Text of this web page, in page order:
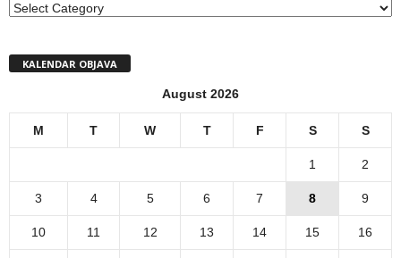
MENI
KALENDAR OBJAVA
August 2026
M T W T F S S
1 2
3 4 5 6 7 8 9
10 11 12 13 14 15 16